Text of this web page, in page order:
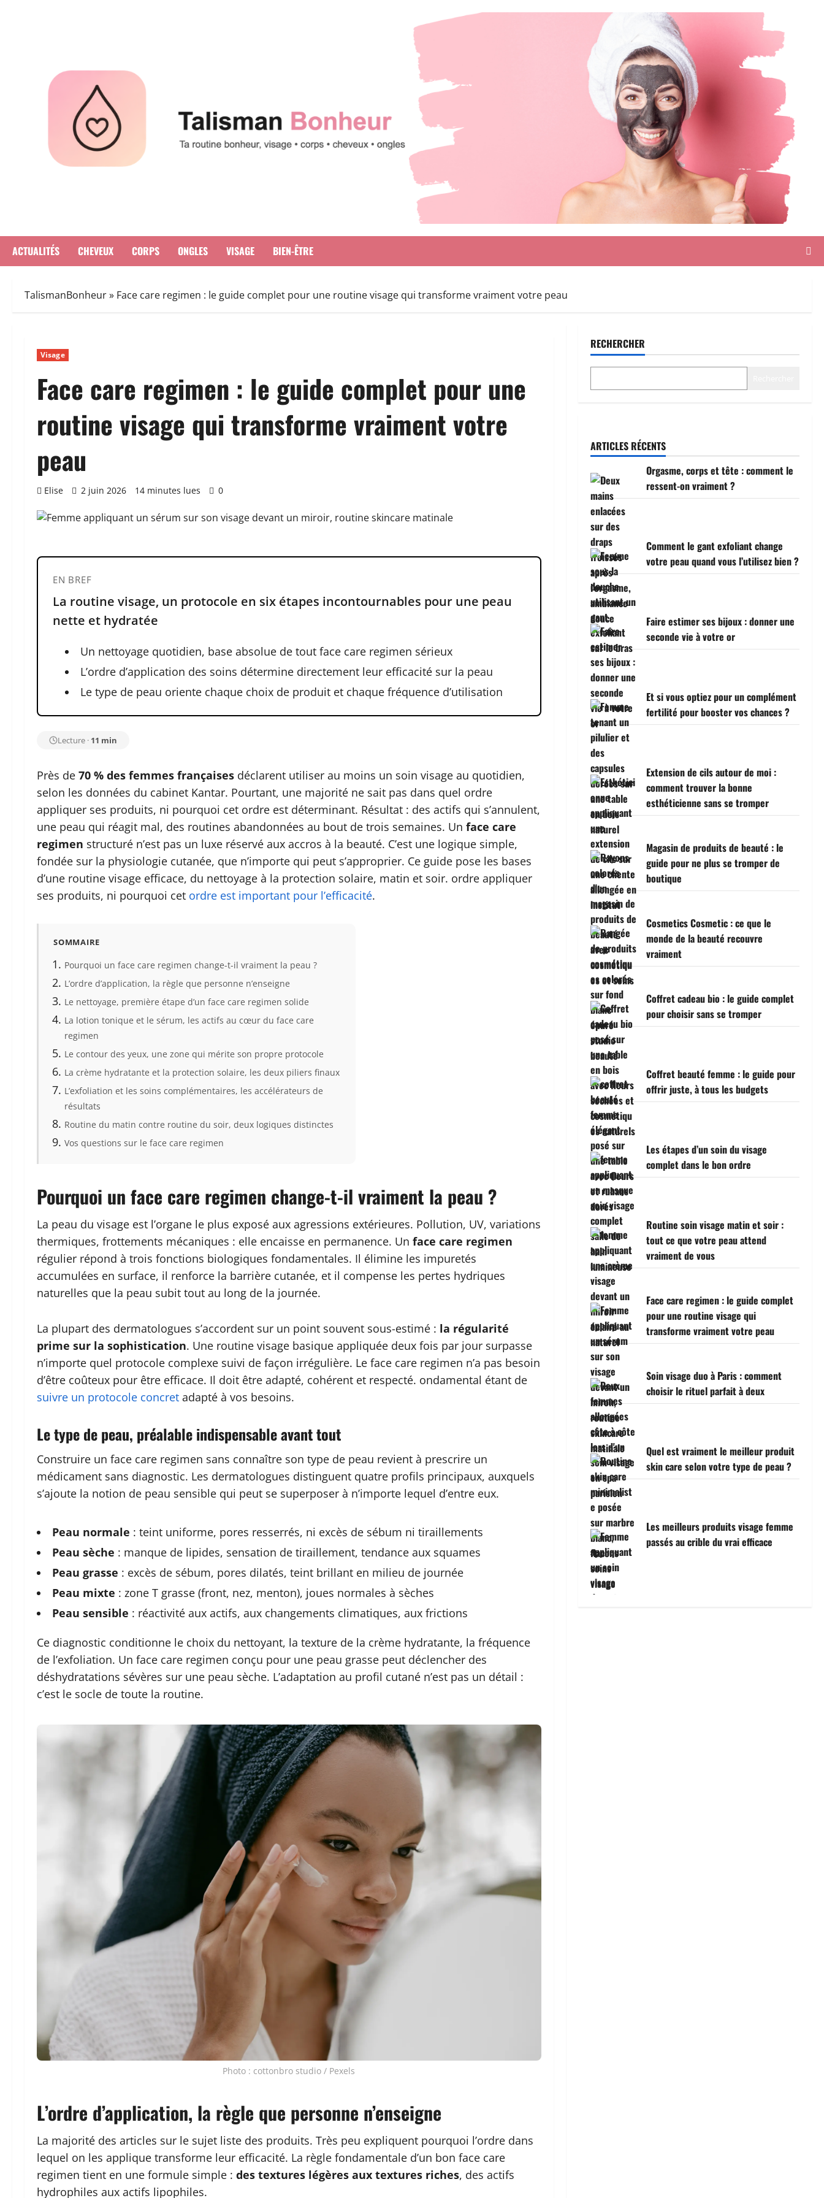
ACTUALITÉS CHEVEUX CORPS ONGLES VISAGE BIEN-ÊTRE
TalismanBonheur» Face care regimen : le guide complet pour une routine visage qui transforme vraiment votre peau
Visage
Face care regimen : le guide complet pour une
routine visage qui transforme vraiment votre
peau
Elise 2 juin 2026 14 minutes lues 0
EN BREF
La routine visage, un protocole en six étapes incontournables pour une peau
nette et hydratée
Un nettoyage quotidien, base absolue de tout face care regimen sérieux
L’ordre d’application des soins détermine directement leur efficacité sur la peau
Le type de peau oriente chaque choix de produit et chaque fréquence d’utilisation
Lecture · 11 min
Près de 70 % des femmes françaises déclarent utiliser au moins un soin visage au quotidien,
selon les données du cabinet Kantar. Pourtant, une majorité ne sait pas dans quel ordre
appliquer ses produits, ni pourquoi cet ordre est déterminant. Résultat : des actifs qui s’annulent,
une peau qui réagit mal, des routines abandonnées au bout de trois semaines. Un face care
regimen structuré n’est pas un luxe réservé aux accros à la beauté. C’est une logique simple,
fondée sur la physiologie cutanée, que n’importe qui peut s’approprier. Ce guide pose les bases
d’une routine visage efficace, du nettoyage à la protection solaire, matin et soir. ordre appliquer
ses produits, ni pourquoi cet ordre est important pour l’efficacité.
SOMMAIRE
Pourquoi un face care regimen change-t-il vraiment la peau ?
L’ordre d’application, la règle que personne n’enseigne
Le nettoyage, première étape d’un face care regimen solide
La lotion tonique et le sérum, les actifs au cœur du face care
regimen
Le contour des yeux, une zone qui mérite son propre protocole
La crème hydratante et la protection solaire, les deux piliers finaux
L’exfoliation et les soins complémentaires, les accélérateurs de
résultats
Routine du matin contre routine du soir, deux logiques distinctes
Vos questions sur le face care regimen
Pourquoi un face care regimen change-t-il vraiment la peau ?
La peau du visage est l’organe le plus exposé aux agressions extérieures. Pollution, UV, variations
thermiques, frottements mécaniques : elle encaisse en permanence. Un face care regimen
régulier répond à trois fonctions biologiques fondamentales. Il élimine les impuretés
accumulées en surface, il renforce la barrière cutanée, et il compense les pertes hydriques
naturelles que la peau subit tout au long de la journée.
La plupart des dermatologues s’accordent sur un point souvent sous-estimé : la régularité
prime sur la sophistication. Une routine visage basique appliquée deux fois par jour surpasse
n’importe quel protocole complexe suivi de façon irrégulière. Le face care regimen n’a pas besoin
d’être coûteux pour être efficace. Il doit être adapté, cohérent et respecté. ondamental étant de
suivre un protocole concret adapté à vos besoins.
Le type de peau, préalable indispensable avant tout
Construire un face care regimen sans connaître son type de peau revient à prescrire un
médicament sans diagnostic. Les dermatologues distinguent quatre profils principaux, auxquels
s’ajoute la notion de peau sensible qui peut se superposer à n’importe lequel d’entre eux.
Peau normale : teint uniforme, pores resserrés, ni excès de sébum ni tiraillements
Peau sèche : manque de lipides, sensation de tiraillement, tendance aux squames
Peau grasse : excès de sébum, pores dilatés, teint brillant en milieu de journée
Peau mixte : zone T grasse (front, nez, menton), joues normales à sèches
Peau sensible : réactivité aux actifs, aux changements climatiques, aux frictions
Ce diagnostic conditionne le choix du nettoyant, la texture de la crème hydratante, la fréquence
de l’exfoliation. Un face care regimen conçu pour une peau grasse peut déclencher des
déshydratations sévères sur une peau sèche. L’adaptation au profil cutané n’est pas un détail :
c’est le socle de toute la routine.
Photo : cottonbro studio / Pexels
L’ordre d’application, la règle que personne n’enseigne
La majorité des articles sur le sujet liste des produits. Très peu expliquent pourquoi l’ordre dans
lequel on les applique transforme leur efficacité. La règle fondamentale d’un bon face care
regimen tient en une formule simple : des textures légères aux textures riches, des actifs
hydrophiles aux actifs lipophiles.
RECHERCHER
ARTICLES RÉCENTS
Orgasme, corps et tête : comment le
ressent-on vraiment ?
Comment le gant exfoliant change
votre peau quand vous l’utilisez bien ?
Faire estimer ses bijoux : donner une
seconde vie à votre or
Et si vous optiez pour un complément
fertilité pour booster vos chances ?
Extension de cils autour de moi :
comment trouver la bonne
esthéticienne sans se tromper
Magasin de produits de beauté : le
guide pour ne plus se tromper de
boutique
Cosmetics Cosmetic : ce que le
monde de la beauté recouvre
vraiment
Coffret cadeau bio : le guide complet
pour choisir sans se tromper
Coffret beauté femme : le guide pour
offrir juste, à tous les budgets
Les étapes d’un soin du visage
complet dans le bon ordre
Routine soin visage matin et soir :
tout ce que votre peau attend
vraiment de vous
Face care regimen : le guide complet
pour une routine visage qui
transforme vraiment votre peau
Soin visage duo à Paris : comment
choisir le rituel parfait à deux
Quel est vraiment le meilleur produit
skin care selon votre type de peau ?
Les meilleurs produits visage femme
passés au crible du vrai efficace